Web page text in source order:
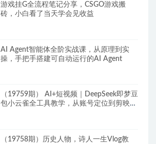
游戏挂G全流程笔记分享，CSGO游戏搬
砖，小白看了当天学会见收益
AI Agent智能体全阶实战课，从原理到实
操，手把手搭建可自动运行的AI Agent
（19759期） AI+短视频｜DeepSeek即梦豆
包小云雀全工具教学，从账号定位到剪映剪
（19758期）历史人物，诗人一生Vlog教